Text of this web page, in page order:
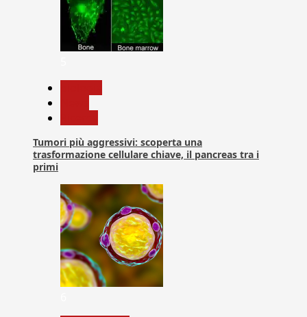
Tumori più aggressivi: scoperta una
trasformazione cellulare chiave, il pancreas tra i
primi